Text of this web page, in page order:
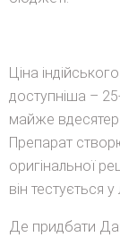
Ціна
доступніша –
майже
Препарат
оригінальної
він тестується
Де придбати